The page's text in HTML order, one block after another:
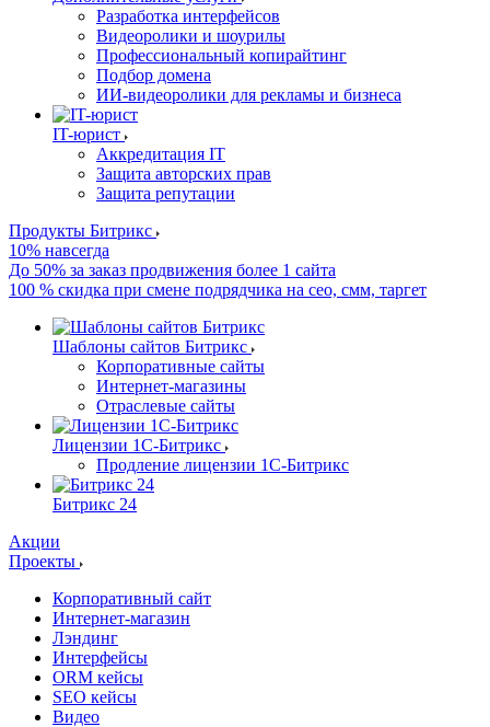
Разработка интерфейсов
Видеоролики и шоурилы
Профессиональный копирайтинг
Подбор домена
ИИ-видеоролики для рекламы и бизнеса
IT-юрист
Аккредитация IT
Защита авторских прав
Защита репутации
Продукты Битрикс
10% навсегда
До 50% за заказ продвижения более 1 сайта
100 % скидка при смене подрядчика на сео, смм, таргет
Шаблоны сайтов Битрикс
Корпоративные сайты
Интернет-магазины
Отраслевые сайты
Лицензии 1С-Битрикс
Продление лицензии 1С-Битрикс
Битрикс 24
Акции
Проекты
Корпоративный сайт
Интернет-магазин
Лэндинг
Интерфейсы
ORM кейсы
SEO кейсы
Видео